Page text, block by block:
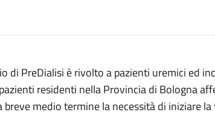
di PreDialisi è rivolto a pazienti uremici ed
residenti nella Provincia di Bologna
breve medio termine la necessità di iniziare